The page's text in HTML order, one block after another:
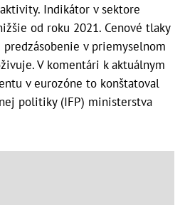
Indikátor v sektore
od roku 2021. Cenové tlaky
v priemyselnom
V komentári k aktuálnym
v eurozóne to konštatoval
politiky (IFP) ministerstva